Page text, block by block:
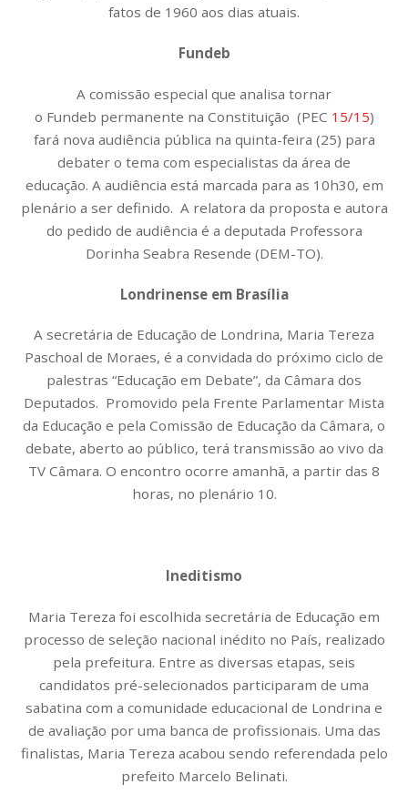
fatos de 1960 aos dias atuais.
Fundeb
A comissão especial que analisa tornar
o Fundeb permanente na Constituição (PEC 15/15)
fará nova audiência pública na quinta-feira (25) para
debater o tema com especialistas da área de
educação. A audiência está marcada para as 10h30, em
plenário a ser definido. A relatora da proposta e autora
do pedido de audiência é a deputada Professora
Dorinha Seabra Resende (DEM-TO).
Londrinense em Brasília
A secretária de Educação de Londrina, Maria Tereza
Paschoal de Moraes, é a convidada do próximo ciclo de
palestras “Educação em Debate”, da Câmara dos
Deputados. Promovido pela Frente Parlamentar Mista
da Educação e pela Comissão de Educação da Câmara, o
debate, aberto ao público, terá transmissão ao vivo da
TV Câmara. O encontro ocorre amanhã, a partir das 8
horas, no plenário 10.
Ineditismo
Maria Tereza foi escolhida secretária de Educação em
processo de seleção nacional inédito no País, realizado
pela prefeitura. Entre as diversas etapas, seis
candidatos pré-selecionados participaram de uma
sabatina com a comunidade educacional de Londrina e
de avaliação por uma banca de profissionais. Uma das
finalistas, Maria Tereza acabou sendo referendada pelo
prefeito Marcelo Belinati.